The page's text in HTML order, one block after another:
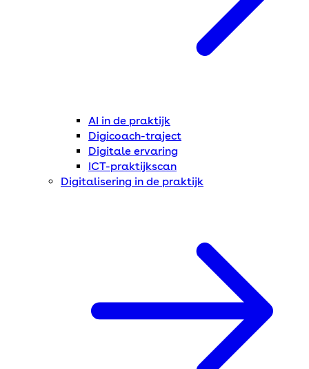
AI in de praktijk
Digicoach-traject
Digitale ervaring
ICT-praktijkscan
Digitalisering in de praktijk